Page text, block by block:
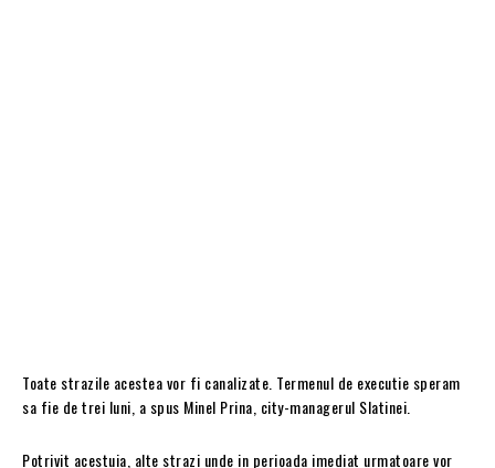
Toate strazile acestea vor fi canalizate. Termenul de executie speram
sa fie de trei luni, a spus Minel Prina, city-managerul Slatinei.
Potrivit acestuia, alte strazi unde in perioada imediat urmatoare vor